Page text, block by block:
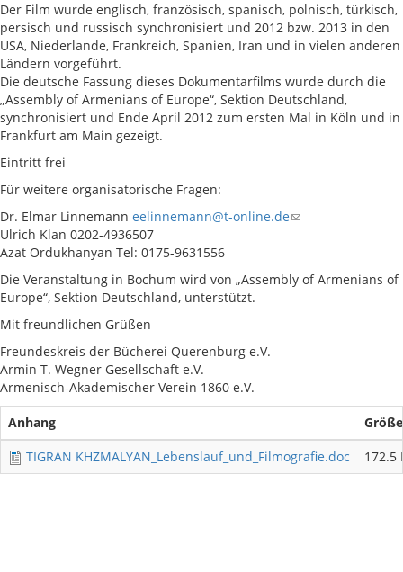
Der Film wurde englisch, französisch, spanisch, polnisch, türkisch,
persisch und russisch synchronisiert und 2012 bzw. 2013 in den
USA, Niederlande, Frankreich, Spanien, Iran und in vielen anderen
Ländern vorgeführt.
Die deutsche Fassung dieses Dokumentarfilms wurde durch die
„Assembly of Armenians of Europe“, Sektion Deutschland,
synchronisiert und Ende April 2012 zum ersten Mal in Köln und in
Frankfurt am Main gezeigt.
Eintritt frei
Für weitere organisatorische Fragen:
Dr. Elmar Linnemann eelinnemann@t-online.de
Ulrich Klan 0202-4936507
Azat Ordukhanyan Tel: 0175-9631556
Die Veranstaltung in Bochum wird von „Assembly of Armenians of
Europe“, Sektion Deutschland, unterstützt.
Mit freundlichen Grüßen
Freundeskreis der Bücherei Querenburg e.V.
Armin T. Wegner Gesellschaft e.V.
Armenisch-Akademischer Verein 1860 e.V.
Anhang
Größe
TIGRAN KHZMALYAN_Lebenslauf_und_Filmografie.doc
172.5